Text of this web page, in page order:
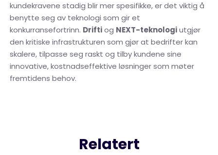
kundekravene stadig blir mer spesifikke, er det viktig å
benytte seg av teknologi som gir et
konkurransefortrinn. Driftiog NEXT-teknologiutgjør
den kritiske infrastrukturen som gjør at bedrifter kan
skalere, tilpasse seg raskt og tilby kundene sine
innovative, kostnadseffektive løsninger som møter
fremtidens behov.
Relatert